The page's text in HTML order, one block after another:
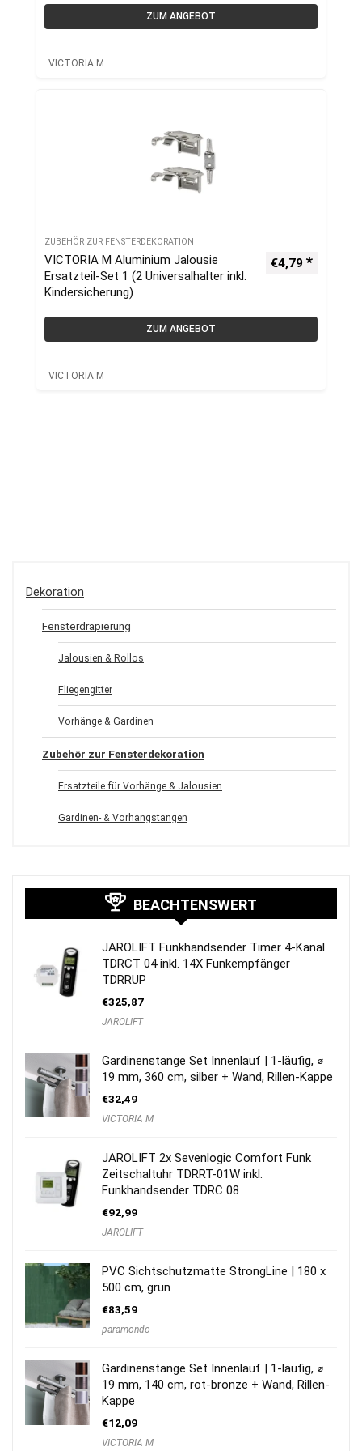
ZUM ANGEBOT
VICTORIA M
ZUBEHÖR ZUR FENSTERDEKORATION
VICTORIA M Aluminium Jalousie
Ersatzteil-Set 1 (2 Universalhalter inkl.
Kindersicherung)
€4,79
ZUM ANGEBOT
VICTORIA M
Dekoration
Fensterdrapierung
Jalousien & Rollos
Fliegengitter
Vorhänge & Gardinen
Zubehör zur Fensterdekoration
Ersatzteile für Vorhänge & Jalousien
Gardinen- & Vorhangstangen
BEACHTENSWERT
JAROLIFT Funkhandsender Timer 4-Kanal
TDRCT 04 inkl. 14X Funkempfänger
TDRRUP
€325,87
JAROLIFT
Gardinenstange Set Innenlauf | 1-läufig, ⌀
19 mm, 360 cm, silber + Wand, Rillen-Kappe
€32,49
VICTORIA M
JAROLIFT 2x Sevenlogic Comfort Funk
Zeitschaltuhr TDRRT-01W inkl.
Funkhandsender TDRC 08
€92,99
JAROLIFT
PVC Sichtschutzmatte StrongLine | 180 x
500 cm, grün
€83,59
paramondo
Gardinenstange Set Innenlauf | 1-läufig, ⌀
19 mm, 140 cm, rot-bronze + Wand, Rillen-
Kappe
€12,09
VICTORIA M